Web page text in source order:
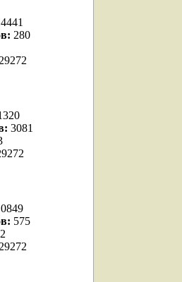
280
29272
3081
575
29272